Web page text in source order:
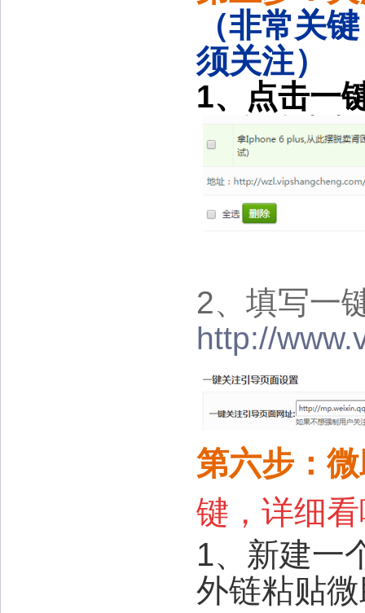
（非常关
须关注）
1、点击一
2、填写一
http://
第六步：
键，详细
1、新建一
外链粘贴